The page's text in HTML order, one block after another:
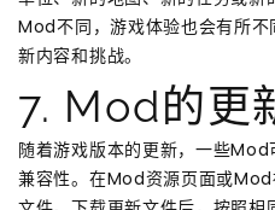
Mod不同，游戏体验也会有所
新内容和挑战。
7. Mod的更
随着游戏版本的更新，一些
兼容性。在Mod资源页面或